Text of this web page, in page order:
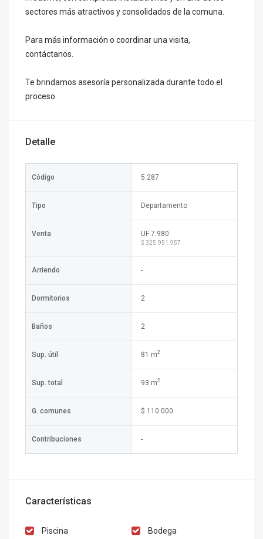
sectores más atractivos y consolidados de la comuna.
Para más información o coordinar una visita,
contáctanos.
Te brindamos asesoría personalizada durante todo el
proceso.
Detalle
Código 5.287
Tipo Departamento
Venta UF 7.980
$ 325.951.957
Arriendo -
Dormitorios 2
Baños 2
Sup. útil 81 m2
Sup. total 93 m2
G. comunes $ 110.000
Contribuciones -
Características
Piscina Bodega